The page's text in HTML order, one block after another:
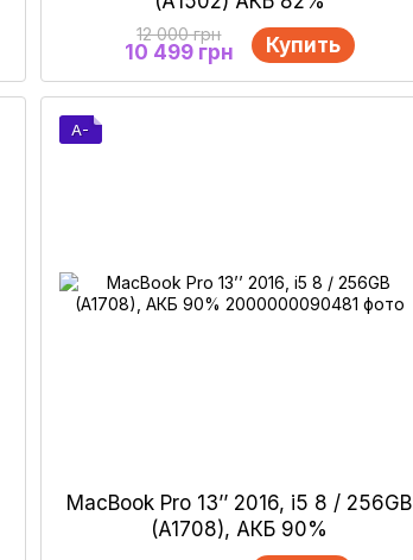
12 000 грн
10 499 грн Купить
A-
MacBook Pro 13’’ 2016, i5 8 / 256GB
(A1708), АКБ 90%